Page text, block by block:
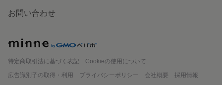
お問い合わせ
特定商取引法に基づく表記
Cookieの使用について
広告識別子の取得・利用
プライバシーポリシー 会社概要
採用情報